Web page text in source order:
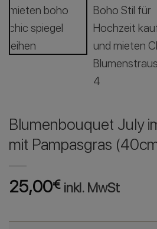
Blumenbouquet July
mit Pampasgras
25,00€ inkl. MwSt